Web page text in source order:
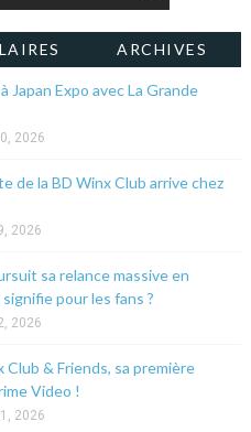
ARCHIVES
Japan Expo avec La Grande
2026
de la BD Winx Club arrive chez
2026
sa relance massive en
pour les fans ?
2026
Club & Friends, sa première
Video !
2026